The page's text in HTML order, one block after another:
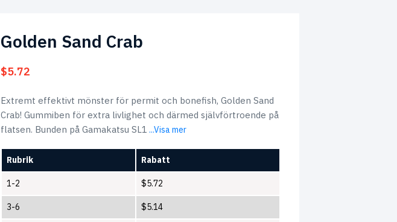
Golden Sand Crab
$5.72
Extremt effektivt mönster för permit och bonefish, Golden Sand
Crab! Gummiben för extra livlighet och därmed självförtroende på
flatsen. Bunden på Gamakatsu SL1 ...Visa mer
Rubrik Rabatt
1-2 $5.72
3-6 $5.14